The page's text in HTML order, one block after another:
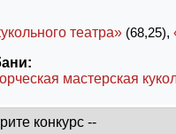
театра» (68,25),
мастерская